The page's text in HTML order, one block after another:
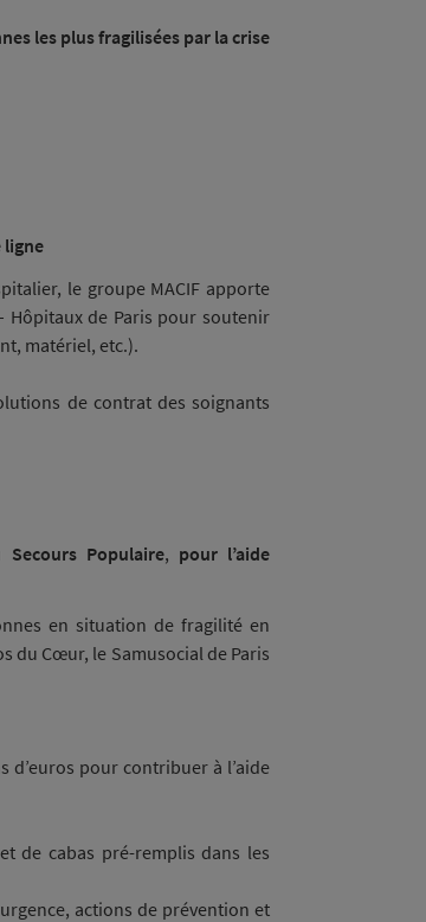
les plus fragilisées par la crise
ligne
le groupe MACIF apporte
Hôpitaux de Paris pour soutenir
matériel, etc.).
de contrat des soignants
Populaire, pour l’aide
en situation de fragilité en
du Cœur, le Samusocial de Paris
d’euros pour contribuer à l’aide
de cabas pré-remplis dans les
actions de prévention et